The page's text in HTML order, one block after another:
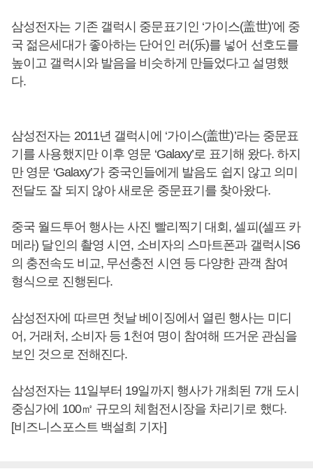
삼성전자는 기존 갤럭시 중문표기인 ‘가이스(盖世)’에 중
국 젊은세대가 좋아하는 단어인 러(乐)를 넣어 선호도를
높이고 갤럭시와 발음을 비슷하게 만들었다고 설명했
다.
삼성전자는 2011년 갤럭시에 ‘가이스(盖世)’라는 중문표
기를 사용했지만 이후 영문 ‘Galaxy’로 표기해 왔다. 하지
만 영문 ‘Galaxy’가 중국인들에게 발음도 쉽지 않고 의미
전달도 잘 되지 않아 새로운 중문표기를 찾아왔다.
중국 월드투어 행사는 사진 빨리찍기 대회, 셀피(셀프 카
메라) 달인의 촬영 시연, 소비자의 스마트폰과 갤럭시S6
의 충전속도 비교, 무선충전 시연 등 다양한 관객 참여
형식으로 진행된다.
삼성전자에 따르면 첫날 베이징에서 열린 행사는 미디
어, 거래처, 소비자 등 1천여 명이 참여해 뜨거운 관심을
보인 것으로 전해진다.
삼성전자는 11일부터 19일까지 행사가 개최된 7개 도시
중심가에 100㎡ 규모의 체험전시장을 차리기로 했다.
[비즈니스포스트 백설희 기자]